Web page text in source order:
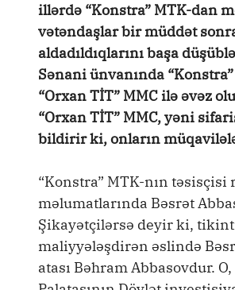
illərdə “Konstra” MTK-dan
vətəndaşlar bir müddət
aldadıldıqlarını başa
Sənani ünvanında
“Orxan TİT” MMC ilə əvəz
“Orxan TİT” MMC, yəni
bildirir ki, onların
“Konstra” MTK-nın təsisçisi
məlumatlarında Bəsrət
Şikayətçilərsə deyir ki,
maliyyələşdirən əslində
atası Bəhram Abbasovdur.